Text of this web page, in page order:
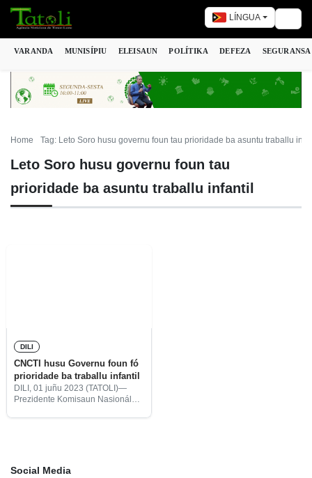
LÍNGUA
VARANDA MUNISÍPIU ELEISAUN POLÍTIKA DEFEZA SEGURANSA
Home Tag: Leto Soro husu governu foun tau prioridade ba asuntu traballu
Leto Soro husu governu foun tau
prioridade ba asuntu traballu infantil
DILI
CNCTI husu Governu foun fó
prioridade ba traballu infantil
DILI, 01 juñu 2023 (TATOLI)—
Prezidente Komisaun Nasionál
Social Media